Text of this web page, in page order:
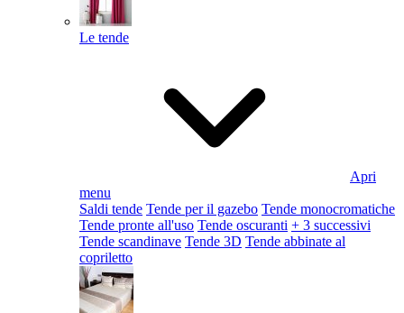
Le tende
Apri
menu
Saldi tende Tende per il gazebo Tende monocromatiche
Tende pronte all'uso Tende oscuranti + 3 successivi
Tende scandinave Tende 3D Tende abbinate al
copriletto